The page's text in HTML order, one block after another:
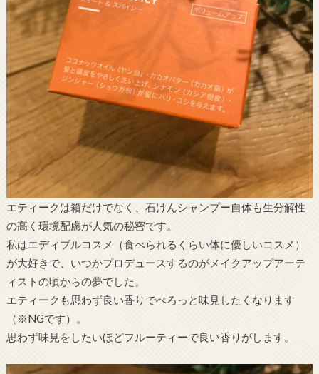
エティークは箱だけでなく、石けんシャンプー自体も生分解性
の高く環境配慮が人気の秘密です。
私はエディブルコスメ（食べられるくらい体に優しいコスメ）
が大好きで、いつかプロデュースするのがメイクアップアーテ
ィストの頃からの夢でした。
エティークも思わず良い香りでぺろっと味見したくなります
（※NGです）。
思わず味見をしたいほどフルーティーで良い香りがします。